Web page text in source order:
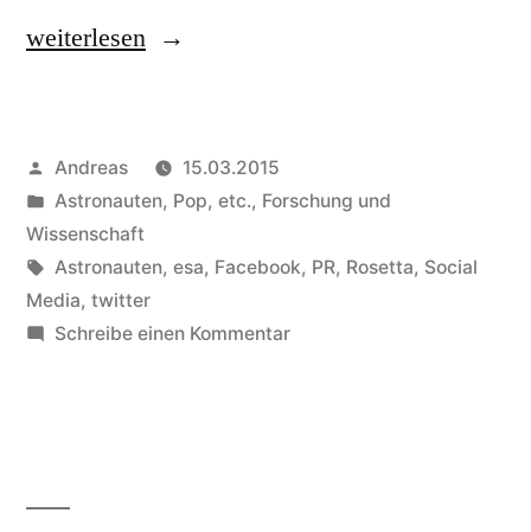
„Nachklapp:
Main
„Luft-
und
Raumfahrt““
weiterlesen
Veröffentlicht
von
Andreas
15.03.2015
Veröffentlicht
in
Astronauten, Pop, etc., Forschung und
Wissenschaft
Schlagwörter:
Astronauten, esa, Facebook, PR, Rosetta, Social
Media, twitter
Schreibe einen Kommentarzu